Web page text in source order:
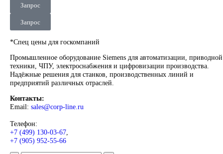
+7 (499) 130-03-67
sales@corp-line.ru
Нажмите, чтобы увеличить
ГлавнаяSIEMENSSimatic HMIComfort PanelsSiemens
Communication Simatic NET 6ES5544-3UB11
Siemens Industrial
Simatic NET 6ES5544-3UB11
7 450₽